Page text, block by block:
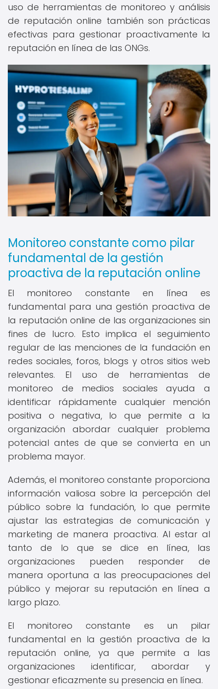
uso de herramientas de monitoreo y análisis
de reputación online también son prácticas
efectivas para gestionar proactivamente la
reputación en línea de las ONGs.
Monitoreo constante como pilar
fundamental de la gestión
proactiva de la reputación online
El monitoreo constante en línea es
fundamental para una gestión proactiva de
la reputación online de las organizaciones sin
fines de lucro. Esto implica el seguimiento
regular de las menciones de la fundación en
redes sociales, foros, blogs y otros sitios web
relevantes. El uso de herramientas de
monitoreo de medios sociales ayuda a
identificar rápidamente cualquier mención
positiva o negativa, lo que permite a la
organización abordar cualquier problema
potencial antes de que se convierta en un
problema mayor.
Además, el monitoreo constante proporciona
información valiosa sobre la percepción del
público sobre la fundación, lo que permite
ajustar las estrategias de comunicación y
marketing de manera proactiva. Al estar al
tanto de lo que se dice en línea, las
organizaciones pueden responder de
manera oportuna a las preocupaciones del
público y mejorar su reputación en línea a
largo plazo.
El monitoreo constante es un pilar
fundamental en la gestión proactiva de la
reputación online, ya que permite a las
organizaciones identificar, abordar y
gestionar eficazmente su presencia en línea.